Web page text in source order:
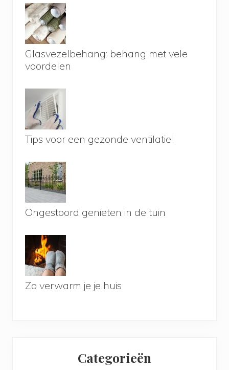
Glasvezelbehang: behang met vele
voordelen
Tips voor een gezonde ventilatie!
Ongestoord genieten in de tuin
Zo verwarm je je huis
Categorieën